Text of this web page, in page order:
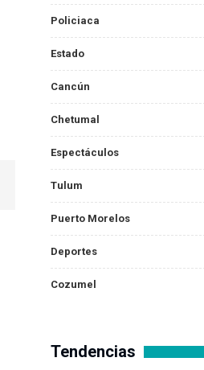
Policiaca
Estado
Cancún
Chetumal
Espectáculos
Tulum
Puerto Morelos
Deportes
Cozumel
Tendencias